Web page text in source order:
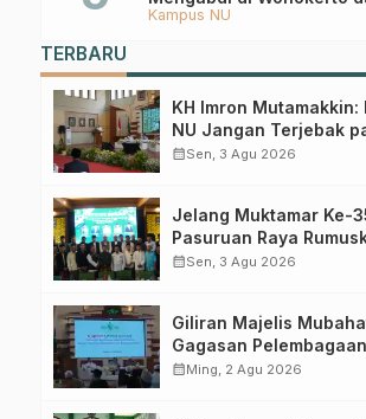
Kampus NU
Ombo Wetan Berikut
TERBARU
KH Imron Mutamakkin:
NU Jangan Terjebak
Perebutan Kursi Ketua
calendar_monthSen, 3 Agu 2026
Jelang Muktamar Ke-
Pasuruan Raya
Transformasi Gerakan
calendar_monthSen, 3 Agu 2026
Giliran Majelis
Gagasan
Forum Muktamar
calendar_monthMing, 2 Agu 2026